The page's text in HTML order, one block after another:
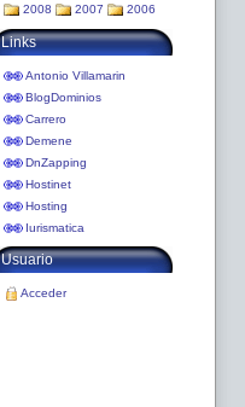
2008
2007 2006
Links
Antonio Villamarin
BlogDominios
Carrero
Demene
DnZapping
Hostinet
Hosting
Iurismatica
Usuario
Acceder